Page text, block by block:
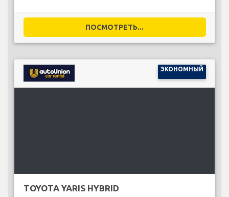
ПОСМОТРЕТЬ...
ЭКОНОМНЫЙ
TOYOTA YARIS HYBRID